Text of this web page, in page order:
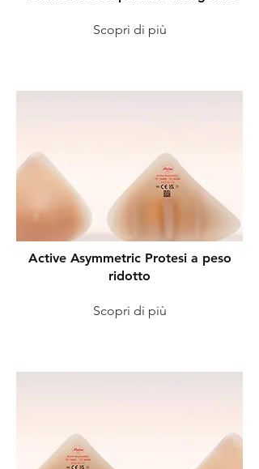
Scopri di più
Active Asymmetric Protesi a peso
ridotto
Scopri di più